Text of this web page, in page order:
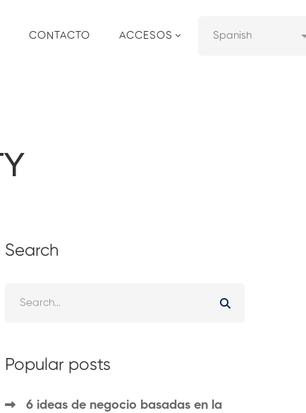
CONTACTO ACCESOS
Search
Popular posts
6 ideas de negocio basadas en la